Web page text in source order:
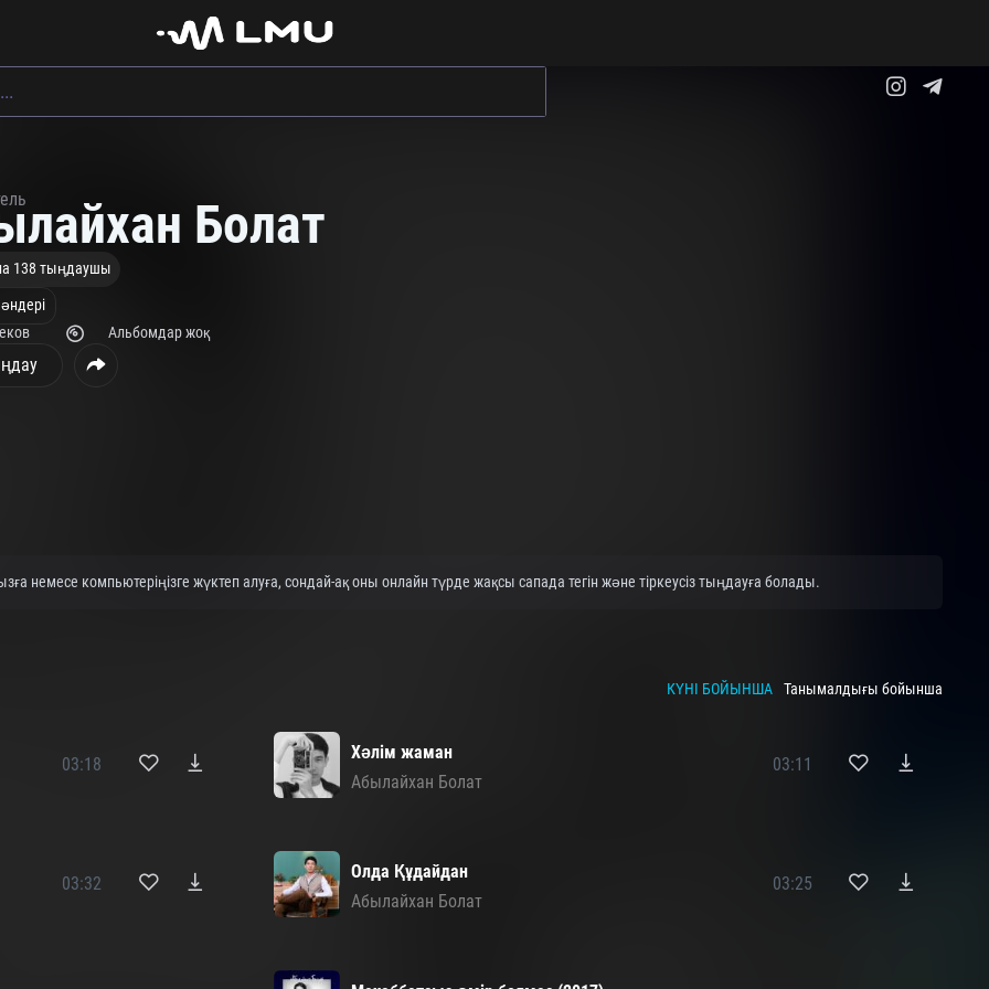
Болат
138 тыңдаушы
Альбомдар жоқ
немесе компьютеріңізге жүктеп алуға, сондай-ақ оны онлайн түрде жақсы сапада тегін және тіркеусіз тыңдауға болады.
КҮНІ БОЙЫНША Танымалдығы бойынша
03:18
Хәлім жаман
Абылайхан Болат
03:11
03:32
Олда Құдайдан
Абылайхан Болат
03:25